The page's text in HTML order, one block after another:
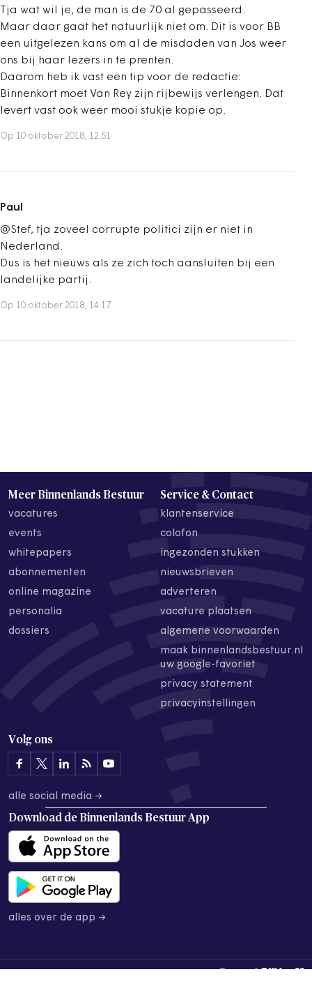
Tja wat wil je, de man is de 70 al gepasseerd.
Maar daar gaat het natuurlijk niet om. Dit is voor BB
een uitgelezen kans om al de misdaden van Jos weer
ons bij haar lezers in te prenten.
Daarom heb ik vast een tip voor de redactie:
Binnenkort moet Van Rey zijn rijbewijs verlengen. Dat
levert vast ook weer mooi stukje kopie op.
Op 10 oktober 2018, 12:51
Paul
@Stef, tja zoveel corrupte politici zijn er niet in
Nederland.
Dus is het nieuws als ze zich toch aansluiten bij een
landelijke partij.
Op 10 oktober 2018, 14:17
Meer Binnenlands Bestuur
vacatures
events
whitepapers
abonnementen
online magazine
personalia
dossiers
Service & Contact
klantenservice
colofon
ingezonden stukken
nieuwsbrieven
adverteren
vacature plaatsen
algemene voorwaarden
maak binnenlandsbestuur.nl
uw google-favoriet
privacy statement
privacyinstellingen
Volg ons
alle social media →
Download de Binnenlands Bestuur App
alles over de app →